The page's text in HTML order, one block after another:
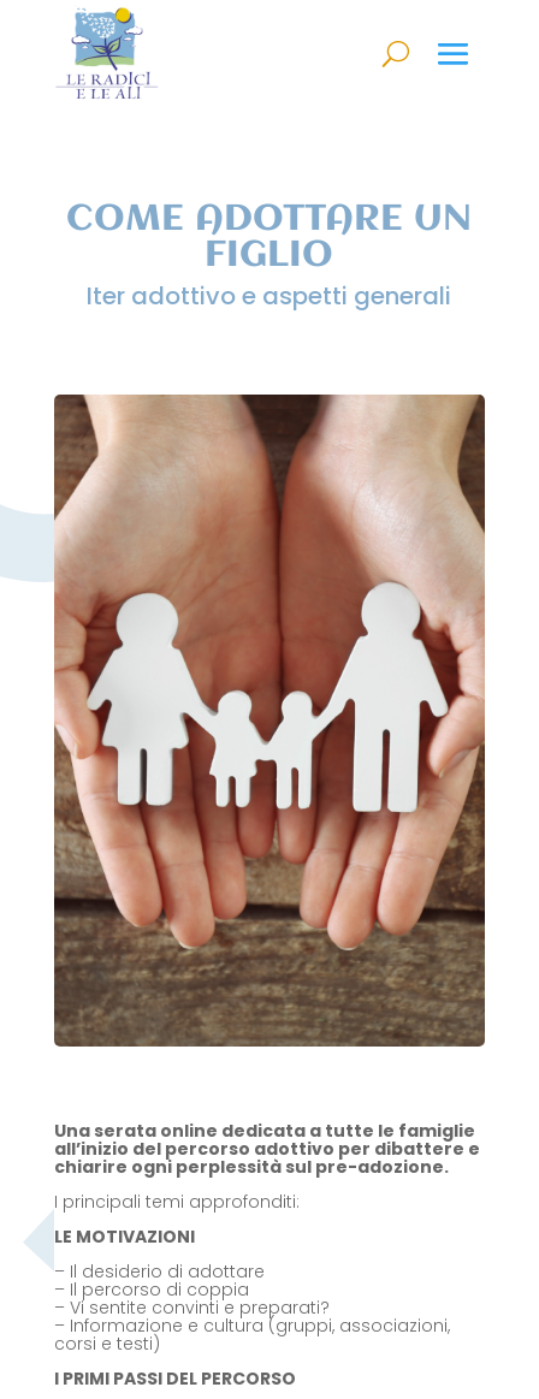
COME ADOTTARE UN
FIGLIO
Iter adottivo e aspetti generali
Una serata online dedicata a tutte le famiglie
all’inizio del percorso adottivo per dibattere e
chiarire ogni perplessità sul pre-adozione.
I principali temi approfonditi:
LE MOTIVAZIONI
– Il desiderio di adottare
– Il percorso di coppia
– Vi sentite convinti e preparati?
– Informazione e cultura (gruppi, associazioni,
corsi e testi)
I PRIMI PASSI DEL PERCORSO